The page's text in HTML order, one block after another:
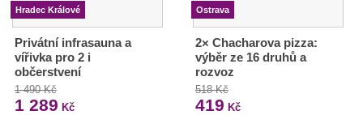
Hradec Králové
Privátní infrasauna a
vířivka pro 2 i
občerstvení
1 490 Kč
1 289 Kč
Ostrava
2× Chacharova pizza:
výběr ze 16 druhů a
rozvoz
518 Kč
419 Kč